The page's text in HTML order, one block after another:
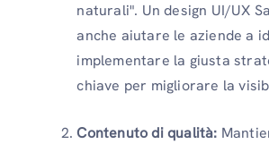
naturali". Un design UI/UX
anche aiutare le aziende a
implementare la giusta
chiave per migliorare la
Contenuto di qualità: